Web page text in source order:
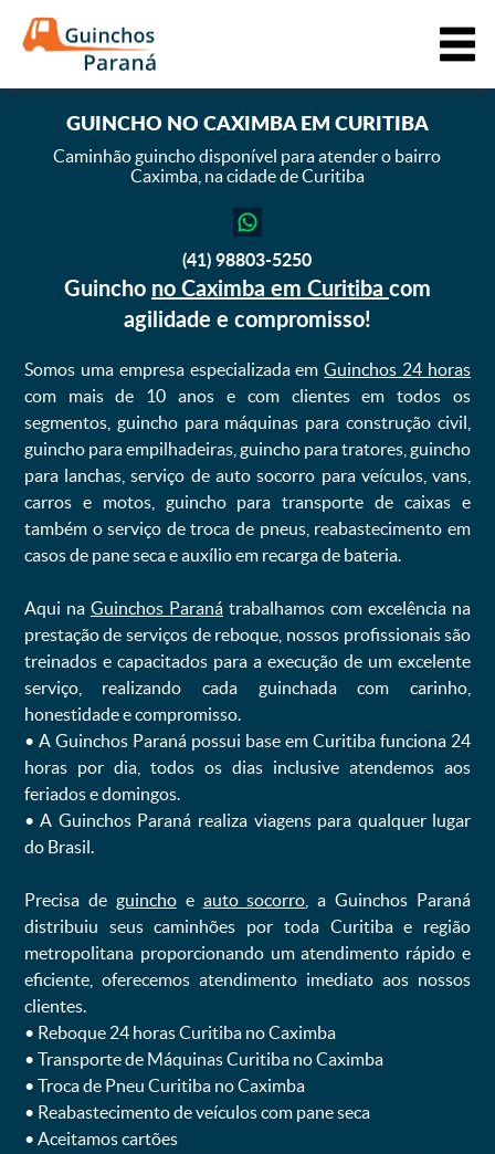
GUINCHONO CAXIMBA EM CURITIBA
Caminhão guincho disponível para atender o bairro
Caximba, na cidade de Curitiba
(41) 98803-5250
Guincho no Caximba em Curitiba com
agilidade e compromisso!
Somos uma empresa especializada emGuinchos 24 horas
com mais de 10 anos e com clientes em todos os
segmentos, guincho para máquinas para construção civil,
guincho para empilhadeiras, guincho para tratores, guincho
para lanchas, serviço de auto socorro para veículos, vans,
carros e motos, guincho para transporte de caixas e
também o serviço de troca de pneus, reabastecimento em
casos de pane seca e auxílio em recarga de bateria. ㅤㅤ
Aqui na Guinchos Paranátrabalhamos com excelência na
prestação de serviços de reboque, nossos profissionais são
treinados e capacitados para a execução de um excelente
serviço, realizando cada guinchada com carinho,
honestidade e compromisso.
ㅤㅤ• A Guinchos Paraná possui base em Curitiba funciona 24
horas por dia, todos os dias inclusive atendemos aos
feriados e domingos.
ㅤㅤ• A Guinchos Paraná realiza viagens para qualquer lugar
do Brasil.
Precisa de guinchoe auto socorro , a Guinchos Paraná
distribuiu seus caminhões por toda Curitiba e região
metropolitana proporcionando um atendimento rápido e
eficiente, oferecemos atendimento imediato aos nossos
clientes.
ㅤㅤ• Reboque 24 horas Curitiba no Caximba
ㅤㅤ• Transporte de Máquinas Curitiba no Caximba
ㅤㅤ• Troca de Pneu Curitiba no Caximba
ㅤㅤ• Reabastecimento de veículos com pane seca
ㅤㅤ• Aceitamos cartões